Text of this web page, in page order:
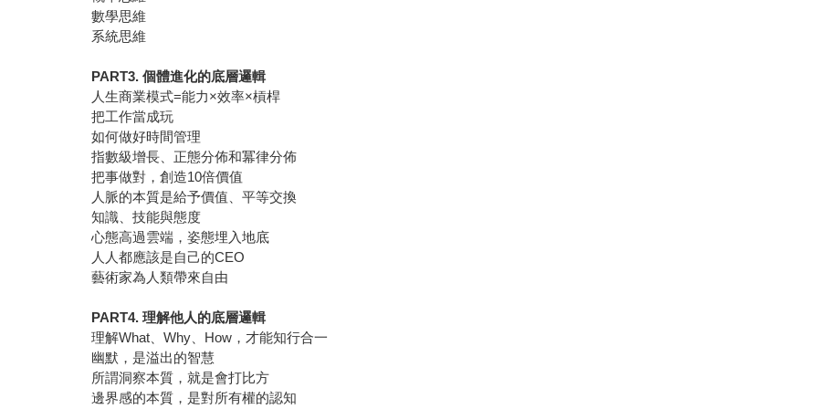
數學思維
系統思維
PART3. 個體進化的底層邏輯
人生商業模式=能力×效率×槓桿
把工作當成玩
如何做好時間管理
指數級增長、正態分佈和冪律分佈
把事做對，創造10倍價值
人脈的本質是給予價值、平等交換
知識、技能與態度
心態高過雲端，姿態埋入地底
人人都應該是自己的CEO
藝術家為人類帶來自由
PART4. 理解他人的底層邏輯
理解What、Why、How，才能知行合一
幽默，是溢出的智慧
所謂洞察本質，就是會打比方
邊界感的本質，是對所有權的認知